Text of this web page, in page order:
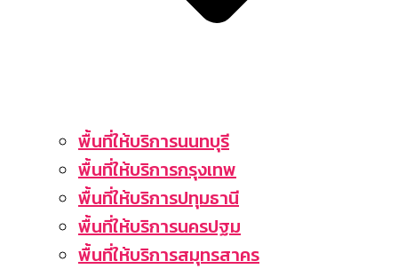
พื้นที่ให้บริการนนทบุรี
พื้นที่ให้บริการกรุงเทพ
พื้นที่ให้บริการปทุมธานี
พื้นที่ให้บริการนครปฐม
พื้นที่ให้บริการสมุทรสาคร